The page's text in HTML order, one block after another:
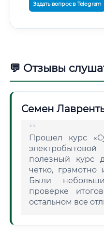
Задать вопрос в Telegram
💬 Отзывы
Семен
Прошел курс
полезный курс
четко, грамотно
Были
проверке
остальном все